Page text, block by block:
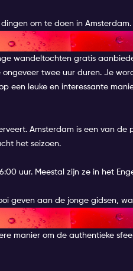
om te doen in Amsterdam.
wandeltochten gratis
twee uur duren. Je
een leuke en interessante
Amsterdam is een van de
het seizoen.
uur. Meestal zijn ze in het
geven aan de jonge gidsen,
OP DE
manier om de authentieke